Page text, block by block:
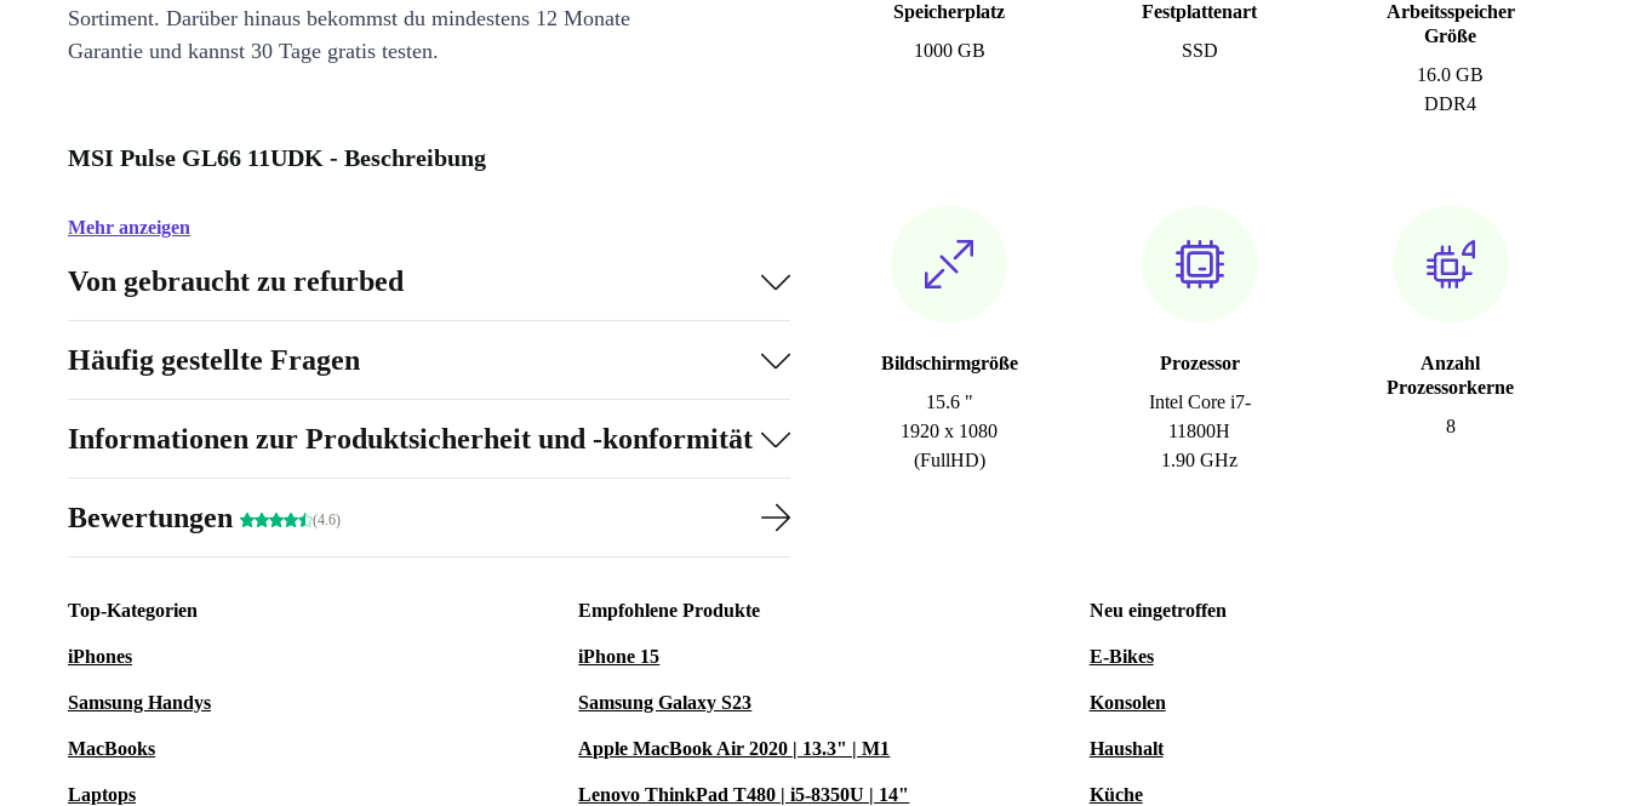
Speicherplatz
1000 GB
Festplattenart
SSD
Arbeitsspeicher
Größe
16.0 GB
DDR4
Bildschirmgröße
15.6 "
1920 x 1080
(FullHD)
Prozessor
Intel Core i7-
11800H
1.90 GHz
Anzahl
Prozessorkerne
8
Sortiment. Darüber hinaus bekommst du mindestens 12 Monate
Garantie und kannst 30 Tage gratis testen.
MSI Pulse GL66 11UDK - Beschreibung
Mehr anzeigen
Von gebraucht zu refurbed
Häufig gestellte Fragen
Informationen zur Produktsicherheit und -konformität
Bewertungen (4.6)
Top-Kategorien
iPhones
Samsung Handys
MacBooks
Laptops
Empfohlene Produkte
iPhone 15
Samsung Galaxy S23
Apple MacBook Air 2020 | 13.3" | M1
Lenovo ThinkPad T480 | i5-8350U | 14"
Neu eingetroffen
E-Bikes
Konsolen
Haushalt
Küche